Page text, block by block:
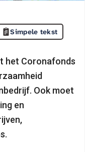
Simpele tekst
het Coronafonds
Ook moet
en